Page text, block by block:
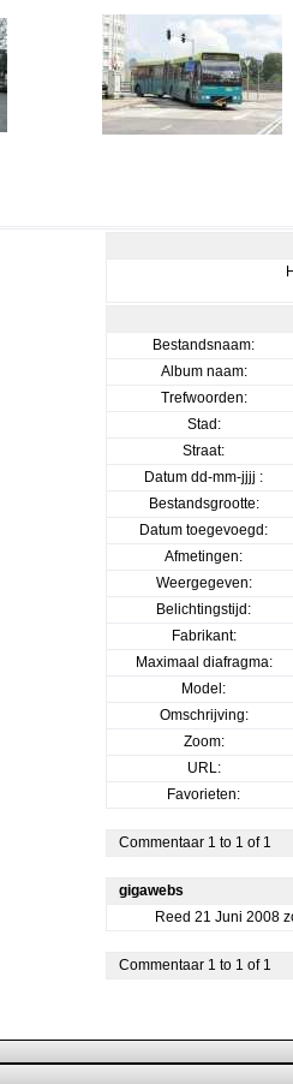
Bestandsnaam:
Album naam:
Trefwoorden:
Stad:
Straat:
Datum dd-mm-jjjj :
Bestandsgrootte:
Datum toegevoegd:
Afmetingen:
Weergegeven:
Belichtingstijd:
Fabrikant:
Maximaal diafragma:
Model:
Omschrijving:
Zoom:
URL:
Favorieten:
Commentaar 1 to 1 of 1
gigawebs
Reed 21 Juni 2008
Commentaar 1 to 1 of 1